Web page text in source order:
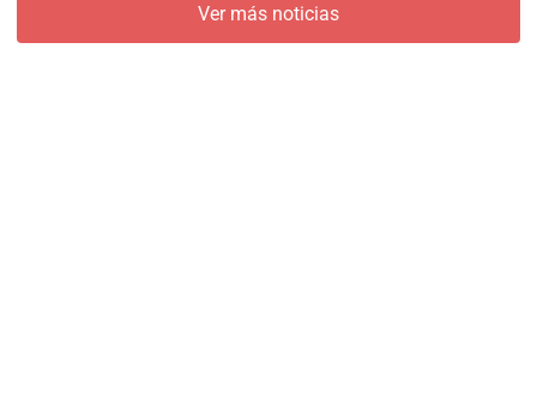
Ver más noticias